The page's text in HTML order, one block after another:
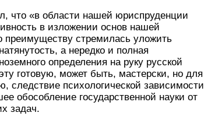
что «в области нашей юриспруденции
в изложении основ нашей
преимуществу стремилась уложить
а нередко и полная
определения на руку русской
готовую, может быть, мастерски, но для
следствие психологической зависимости
обособление государственной науки от
задач.